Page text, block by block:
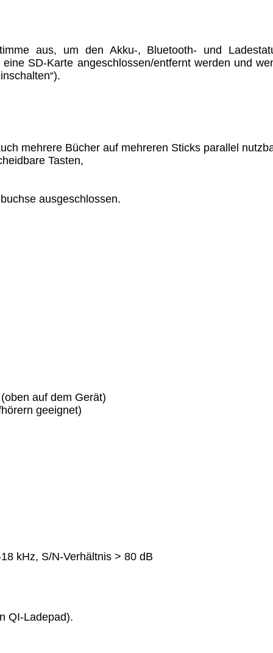
aus, um den Akku-, Bluetooth- und
SD-Karte angeschlossen/entfernt werden und
mehrere Bücher auf mehreren Sticks parallel
Tasten,
ausgeschlossen.
auf dem Gerät)
geeignet)
kHz, S/N-Verhältnis > 80 dB
QI-Ladepad).